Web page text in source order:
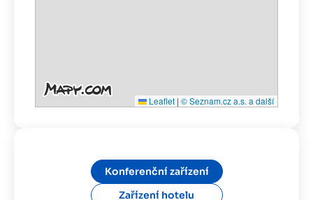
Leaflet | © Seznam.cz a.s. a další
Konferenční zařízení
Zařízení hotelu